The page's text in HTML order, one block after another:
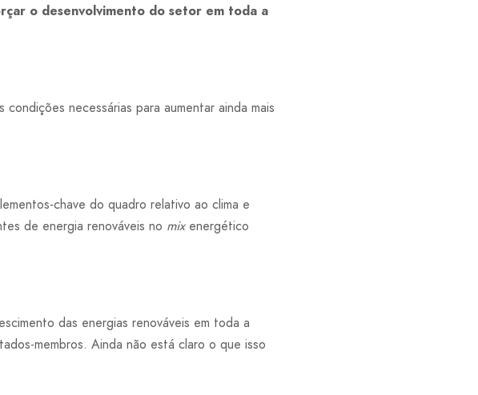
o desenvolvimento do setor em toda a
necessárias para aumentar ainda mais
chave do quadro relativo ao clima e
de energia renováveis no mixenergético
das energias renováveis em toda a
membros. Ainda não está claro o que isso